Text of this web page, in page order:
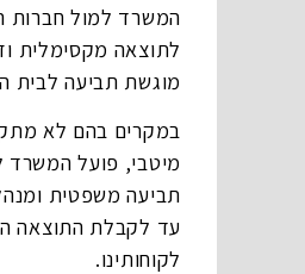
המשרד למול חברות
לתוצאה מקסימלית
מוגשת תביעה לבית
במקרים בהם לא
מיטבי, פועל המשרד
תביעה משפטית
עד לקבלת התוצאה
לקוחותינו.